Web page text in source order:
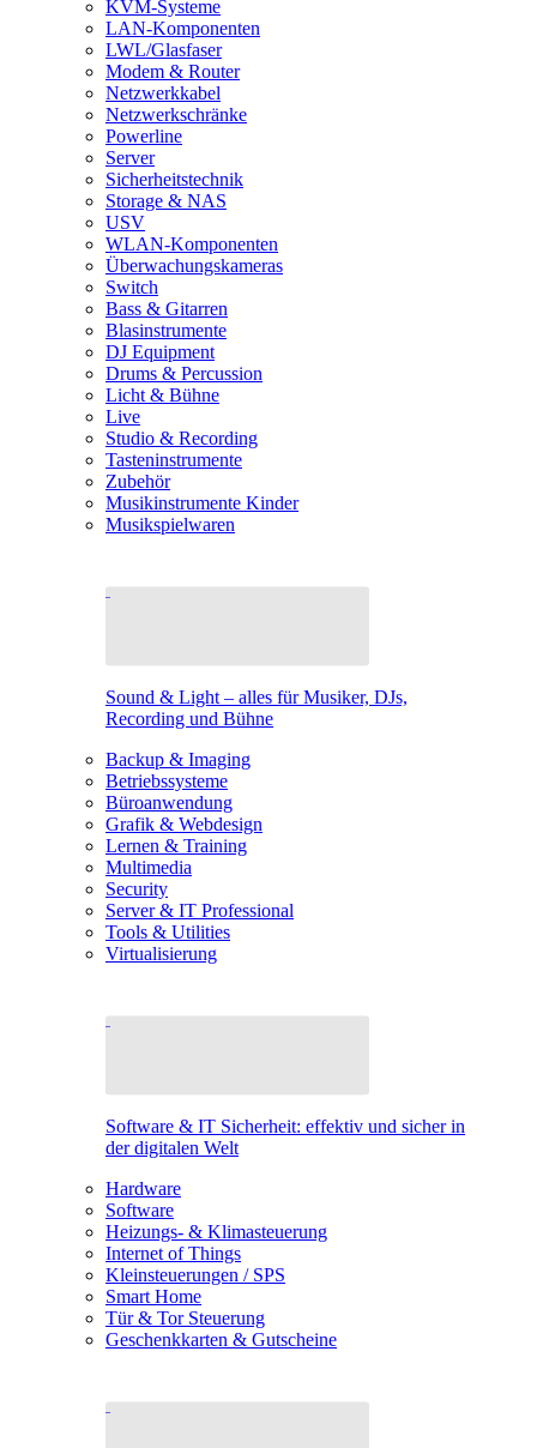
KVM-Systeme
LAN-Komponenten
LWL/Glasfaser
Modem & Router
Netzwerkkabel
Netzwerkschränke
Powerline
Server
Sicherheitstechnik
Storage & NAS
USV
WLAN-Komponenten
Überwachungskameras
Switch
Bass & Gitarren
Blasinstrumente
DJ Equipment
Drums & Percussion
Licht & Bühne
Live
Studio & Recording
Tasteninstrumente
Zubehör
Musikinstrumente Kinder
Musikspielwaren
Sound & Light – alles für Musiker, DJs,
Recording und Bühne
Backup & Imaging
Betriebssysteme
Büroanwendung
Grafik & Webdesign
Lernen & Training
Multimedia
Security
Server & IT Professional
Tools & Utilities
Virtualisierung
Software & IT Sicherheit: effektiv und sicher in
der digitalen Welt
Hardware
Software
Heizungs- & Klimasteuerung
Internet of Things
Kleinsteuerungen / SPS
Smart Home
Tür & Tor Steuerung
Geschenkkarten & Gutscheine